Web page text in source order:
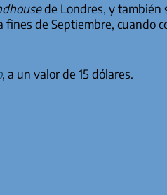
de Londres, y también
de Septiembre, cuando
, a un valor de 15 dólares.